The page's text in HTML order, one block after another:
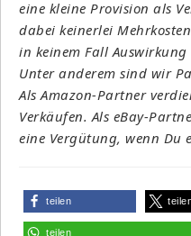
eine kleine Provision als
dabei keinerlei
in keinem Fall
Unter anderem sind wir
Als Amazon-Partner
Verkäufen. Als eBay-
eine Vergütung, wenn Du
teilen
teilen